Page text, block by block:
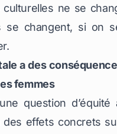
ne se
se changent, si on
a des
femmes
question d’équité
des effets concrets